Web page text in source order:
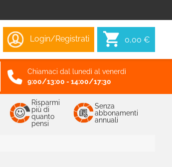
Login/Registrati 0,00 €
Chiamaci dal lunedì al venerdì
9:00/13:00 - 14:00/17:30
Risparmi
più di
quanto
pensi
Senza
abbonamenti
annuali